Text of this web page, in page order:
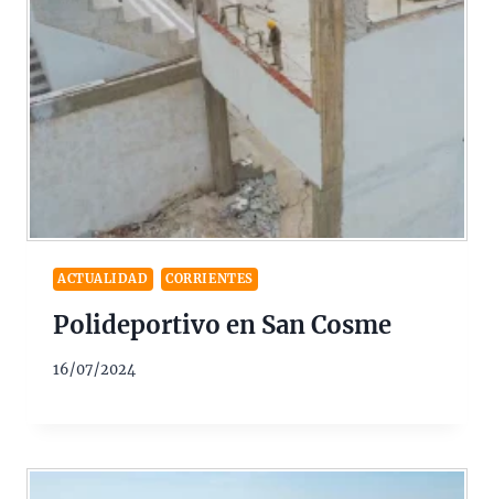
ACTUALIDAD CORRIENTES
Polideportivo en San Cosme
16/07/2024